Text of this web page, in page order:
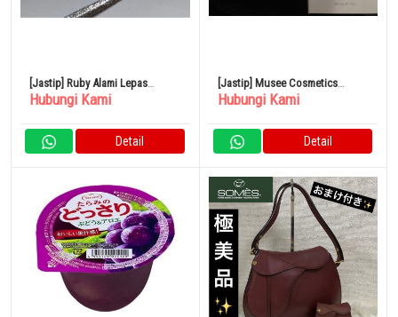
[Jastip] Ruby Alami Lepas
0,770ct Dengan Penyortiran
Hubungi Kami
Detail
[Jastip] Musee Cosmetics
Serum Susu Kelembapan Kaya
Hubungi Kami
Detail